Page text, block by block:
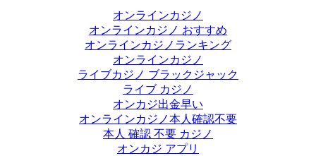
オンラインカジノ
オンラインカジノ おすすめ
オンラインカジノランキング
オンラインカジノ
ライブカジノ ブラックジャック
ライブ カジノ
オンカジ出金早い
オンラインカジノ本人確認不要
本人 確認 不要 カジノ
オンカジ アプリ